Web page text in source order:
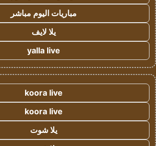
مباريات اليوم مباشر
يلا لايف
yalla live
koora live
koora live
يلا شوت